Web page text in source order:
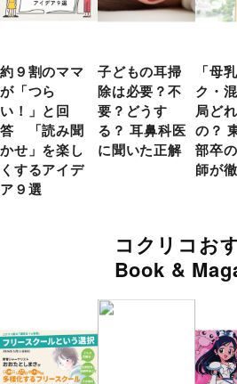
約９割のママ
が「つら
い！」と回
答 「読み聞
かせ」を楽し
くするアイデ
ア９選
子どもの耳掃
除は必要？不
要？どうす
る？ 耳鼻科医
に聞いた正解
「母
ク・
局ど
の？
部卒
師が
コクリコお
Book &